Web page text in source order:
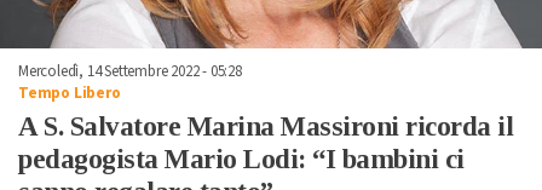
Mercoledì, 14 Settembre 2022 - 05:28
Tempo Libero
A S. Salvatore Marina Massironi ricorda il
pedagogista Mario Lodi: “I bambini ci